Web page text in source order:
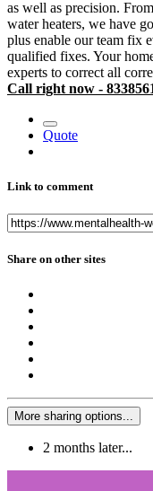
as well as precision.
water heaters, we have
plus enable our team fix
qualified fixes. Your
experts to correct all
Call right now -
Quote
Link to comment
Share on other sites
More sharing options...
2 months later...